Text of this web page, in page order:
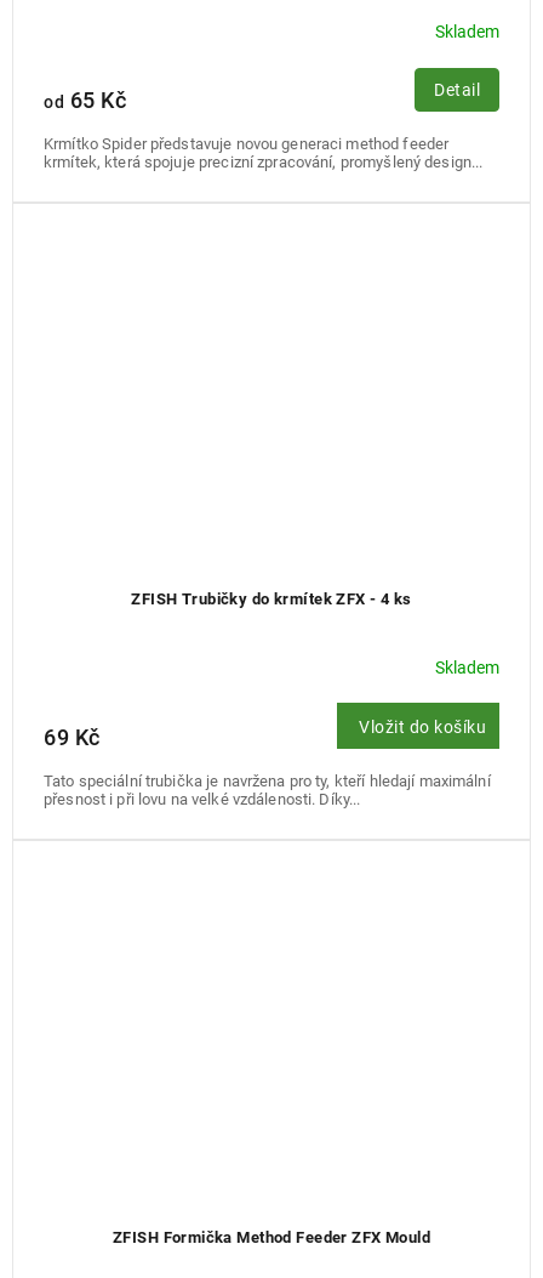
Skladem
od 65 Kč Detail
Krmítko Spider představuje novou generaci method feeder
krmítek, která spojuje precizní zpracování, promyšlený design...
ZFISH Trubičky do krmítek ZFX - 4 ks
Skladem
69 Kč Vložit do košíku
Tato speciální trubička je navržena pro ty, kteří hledají maximální
přesnost i při lovu na velké vzdálenosti. Díky...
ZFISH Formička Method Feeder ZFX Mould